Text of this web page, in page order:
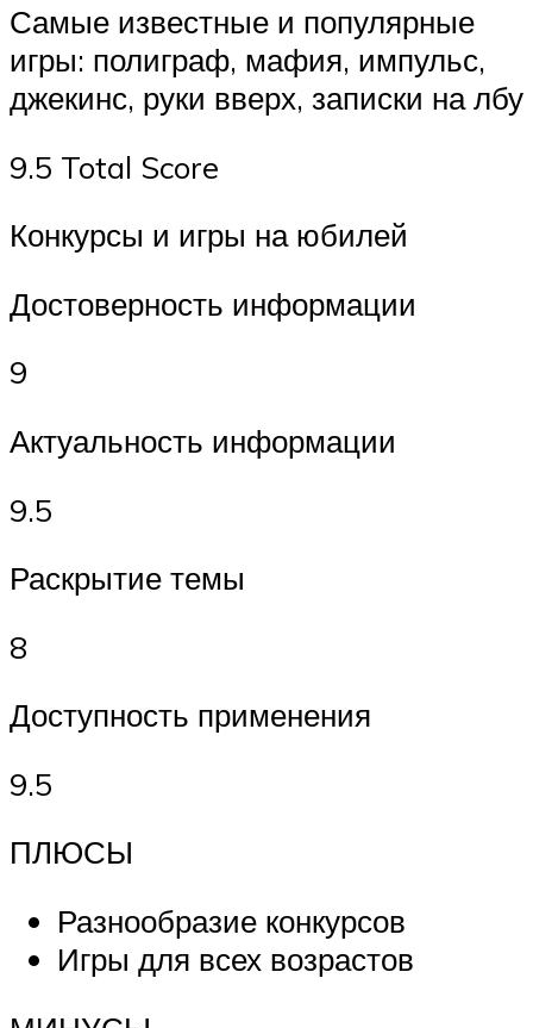
Самые известные и популярные
игры: полиграф, мафия, импульс,
джекинс, руки вверх, записки на лбу
9.5 Total Score
Конкурсы и игры на юбилей
Достоверность информации
9
Актуальность информации
9.5
Раскрытие темы
8
Доступность применения
9.5
ПЛЮСЫ
Разнообразие конкурсов
Игры для всех возрастов